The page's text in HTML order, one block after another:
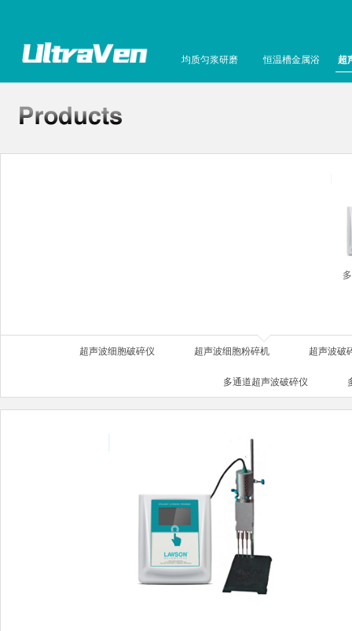
均质匀浆研磨 恒温槽金属浴 超
超声波细胞破碎仪 超声波细胞粉碎机 超声波破
多通道超声波破碎仪